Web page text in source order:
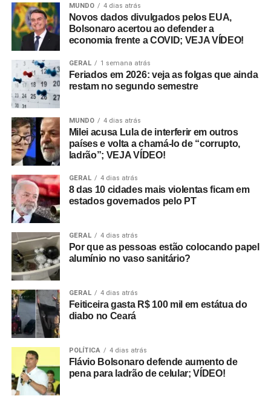
MUNDO 4 dias atrás
Novos dados divulgados pelos EUA,
Bolsonaro acertou ao defender a
economia frente a COVID; VEJA VÍDEO!
GERAL 1 semana atrás
Feriados em 2026: veja as folgas que ainda
restam no segundo semestre
MUNDO 4 dias atrás
Milei acusa Lula de interferir em outros
países e volta a chamá-lo de “corrupto,
ladrão”; VEJA VÍDEO!
GERAL 4 dias atrás
8 das 10 cidades mais violentas ficam em
estados governados pelo PT
GERAL 4 dias atrás
Por que as pessoas estão colocando papel
alumínio no vaso sanitário?
GERAL 4 dias atrás
Feiticeira gasta R$ 100 mil em estátua do
diabo no Ceará
POLÍTICA 4 dias atrás
Flávio Bolsonaro defende aumento de
pena para ladrão de celular; VÍDEO!